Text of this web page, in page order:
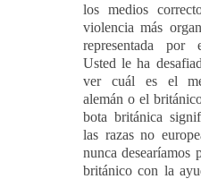
los medios
violencia más
representada por
Usted le ha
ver cuál es el
alemán o el
bota británica
las razas no
nunca desearíamos
británico con la